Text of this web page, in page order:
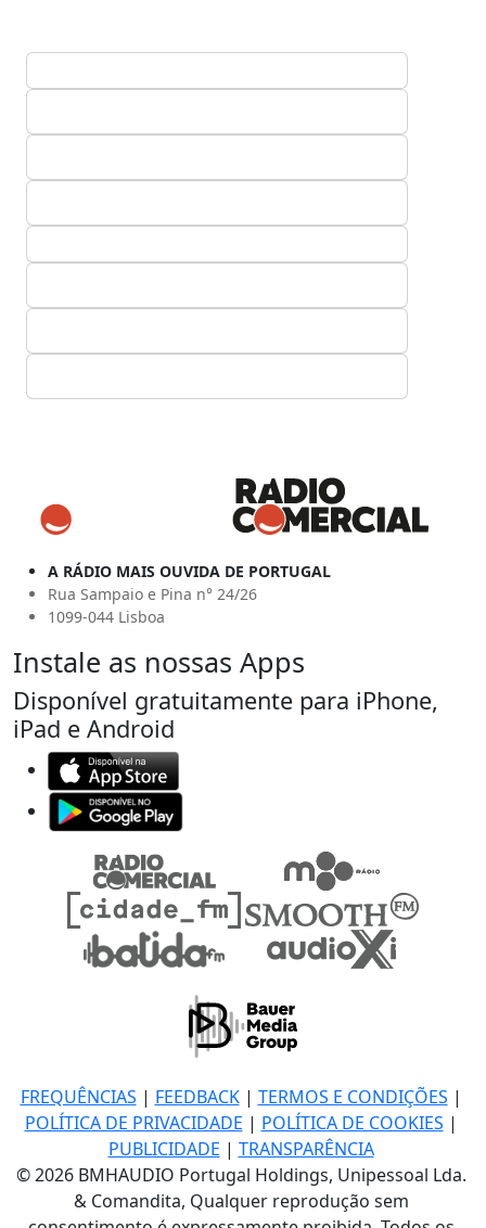
A RÁDIO MAIS OUVIDA DE PORTUGAL
Rua Sampaio e Pina n° 24/26
1099-044 Lisboa
Instale as nossas Apps
Disponível gratuitamente para iPhone,
iPad e Android
FREQUÊNCIAS | FEEDBACK| TERMOS E CONDIÇÕES |
POLÍTICA DE PRIVACIDADE | POLÍTICA DE COOKIES |
PUBLICIDADE | TRANSPARÊNCIA
© 2026 BMHAUDIO Portugal Holdings, Unipessoal Lda.
& Comandita, Qualquer reprodução sem